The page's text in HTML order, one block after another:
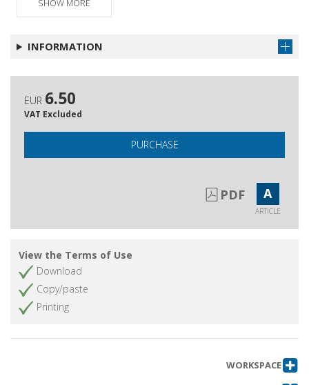
Questa Rivista
SHOW MORE
INFORMATION
EUR 6.50
VAT Excluded
PURCHASE
PDF A
ARTICLE
View the Terms of Use
Download
Copy/paste
Printing
WORKSPACE